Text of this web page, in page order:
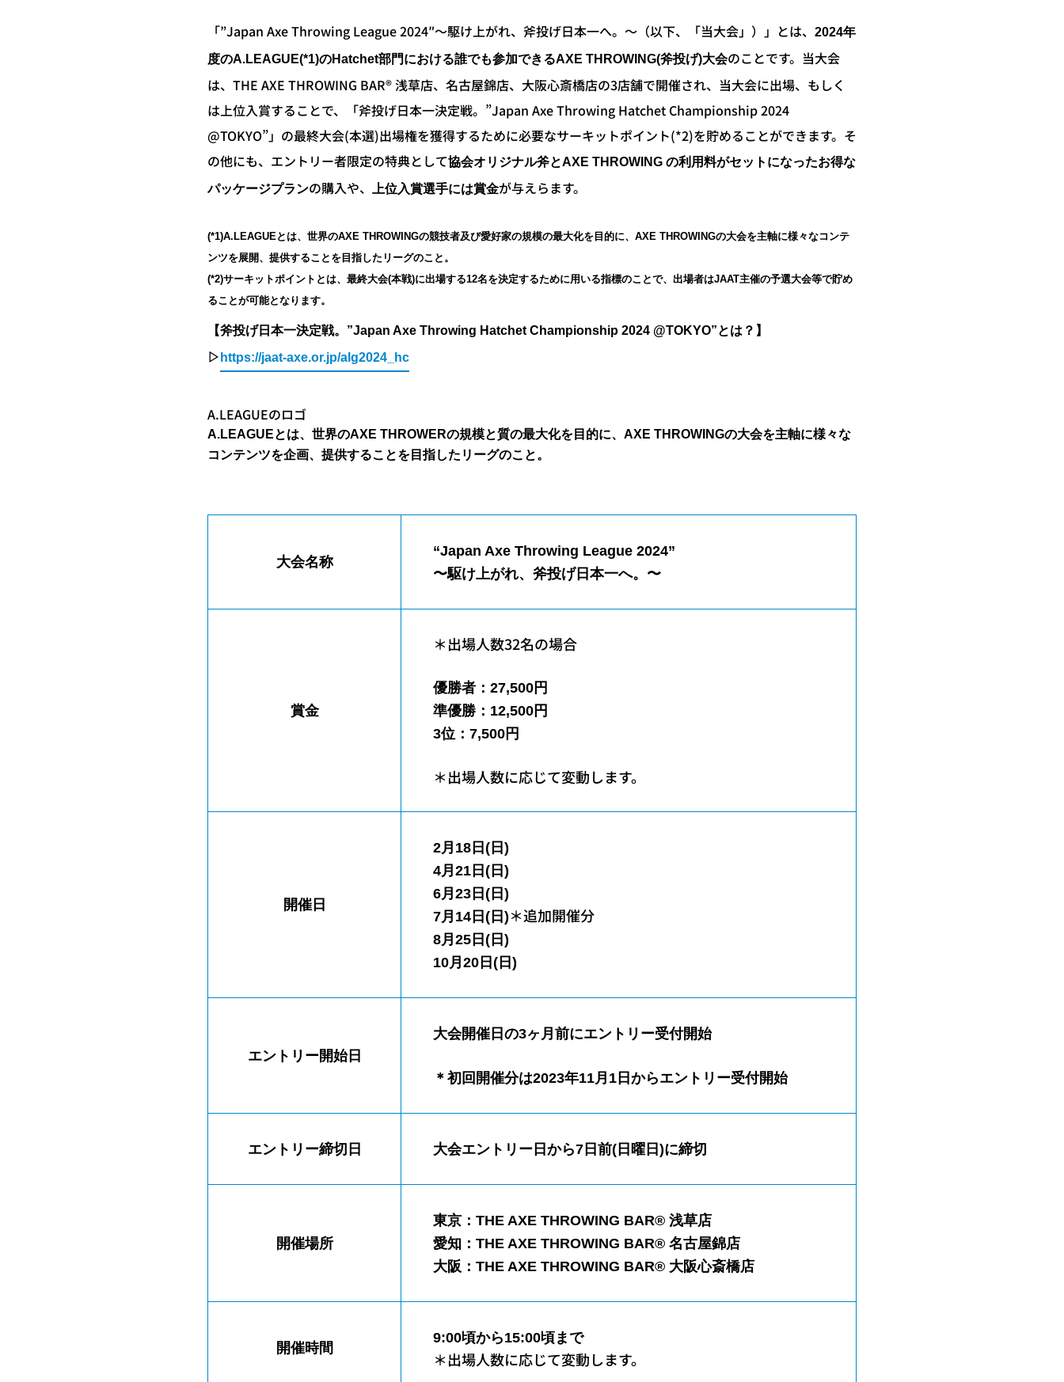
「”Japan Axe Throwing League 2024″〜駆け上がれ、斧投げ日本一へ。〜（以下、「当大会」）」とは、 2024年
度のA.LEAGUE(*1)のHatchet部門における誰でも参加できるAXE THROWING(斧投げ)大会のことです。当大会
は、THE AXE THROWING BAR®︎ 浅草店、名古屋錦店、大阪心斎橋店の3店舗で開催され、当大会に出場、もしく
は上位入賞することで、「斧投げ日本一決定戦。”Japan Axe Throwing Hatchet Championship 2024
@TOKYO”」の最終大会(本選)出場権を獲得するために必要なサーキットポイント(*2)を貯めることができます。そ
の他にも、エントリー者限定の特典として協会オリジナル斧とAXE THROWING の利用料がセットになったお得な
パッケージプランの購入や、 上位入賞選手には賞金が与えらます。
(*1)A.LEAGUEとは、世界のAXE THROWINGの競技者及び愛好家の規模の最大化を目的に、AXE THROWINGの大会を主軸に様々なコンテ
ンツを展開、提供することを目指したリーグのこと。
(*2)サーキットポイントとは、最終大会(本戦)に出場する12名を決定するために用いる指標のことで、出場者はJAAT主催の予選大会等で貯め
ることが可能となります。
【斧投げ日本一決定戦。”Japan Axe Throwing Hatchet Championship 2024 @TOKYO”とは？】
▷ https://jaat-axe.or.jp/alg2024_hc
A.LEAGUEのロゴ
A.LEAGUEとは、世界のAXE THROWERの規模と質の最大化を目的に、 AXE THROWINGの大会を主軸に様々な
コンテンツを企画、提供することを目指したリーグのこと。
大会名称
“Japan Axe Throwing League 2024”
〜駆け上がれ、斧投げ日本一へ。〜
賞金
＊出場人数32名の場合
優勝者：27,500円
準優勝：12,500円
3位：7,500円
＊出場人数に応じて変動します。
開催日
2月18日(日)
4月21日(日)
6月23日(日)
7月14日(日) ＊追加開催分
8月25日(日)
10月20日(日)
エントリー開始日
大会開催日の3ヶ月前にエントリー受付開始
＊初回開催分は2023年11月1日からエントリー受付開始
エントリー締切日 大会エントリー日から7日前(日曜日)に締切
開催場所
東京：THE AXE THROWING BAR®︎ 浅草店
愛知：THE AXE THROWING BAR®︎ 名古屋錦店
大阪：THE AXE THROWING BAR®︎ 大阪心斎橋店
開催時間
9:00頃から15:00頃まで
＊出場人数に応じて変動します。